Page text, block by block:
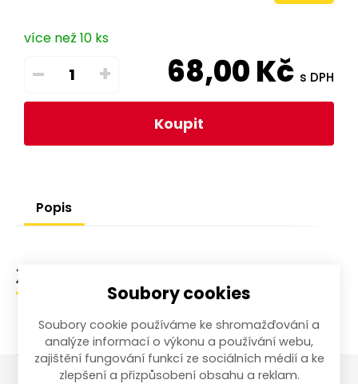
více než 10 ks
– + 68,00Kč s DPH
Koupit
Popis
Zařazení zboží
Soubory cookies
Soubory cookie používáme ke shromažďování a
analýze informací o výkonu a používání webu,
zajištění fungování funkcí ze sociálních médií a ke
zlepšení a přizpůsobení obsahu a reklam.